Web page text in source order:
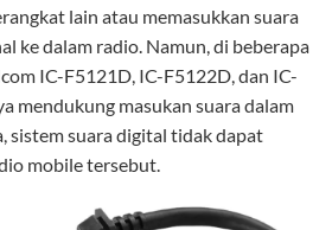
lain atau memasukkan suara
ke dalam radio. Namun, di beberapa
IC-F5121D, IC-F5122D, dan IC-
mendukung masukan suara dalam
sistem suara digital tidak dapat
mobile tersebut.